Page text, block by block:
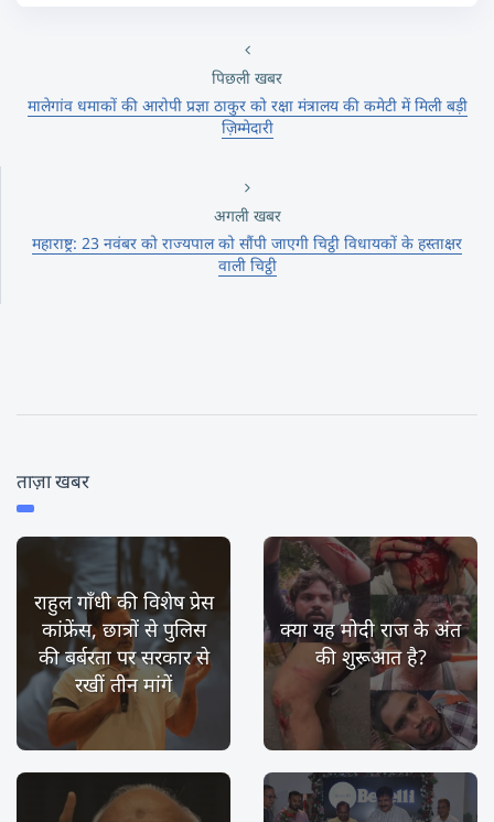
पिछली खबर
मालेगांव धमाकों की आरोपी प्रज्ञा ठाकुर को रक्षा मंत्रालय की कमेटी में मिली बड़ी
ज़िम्मेदारी
अगली खबर
महाराष्ट्र: 23 नवंबर को राज्यपाल को सौंपी जाएगी चिट्ठी विधायकों के हस्ताक्षर
वाली चिट्ठी
ताज़ा खबर
राहुल गाँधी की विशेष प्रेस
कांफ्रेंस, छात्रों से पुलिस
की बर्बरता पर सरकार से
रखीं तीन मांगें
क्या यह मोदी राज के अंत
की शुरूआत है?